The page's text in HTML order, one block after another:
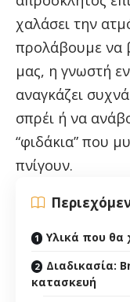
χαλάσει την
προλάβουμε να
μας, η γνωστή
αναγκάζει
σπρέι ή να
“φιδάκια” που
πνίγουν.
Υλικά που θα
Διαδικασία:
κατασκευή